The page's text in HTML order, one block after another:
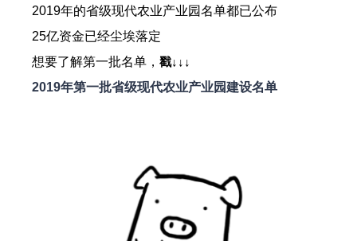
2019年的省级现代农业产业园名单都已公布
25亿资金已经尘埃落定
想要了解第一批名单， 戳↓↓↓
2019年第一批省级现代农业产业园建设名单